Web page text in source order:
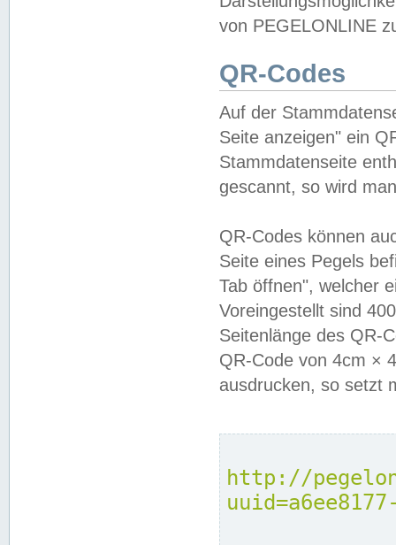
von PEGELONLINE
QR-Codes
Auf der
Seite anzeigen" ein
Stammdatenseite
gescannt, so wird
QR-Codes können
Seite eines Pegels
Tab öffnen", welcher
Voreingestellt sind
Seitenlänge des QR-
QR-Code von 4cm ×
ausdrucken, so setzt
http://